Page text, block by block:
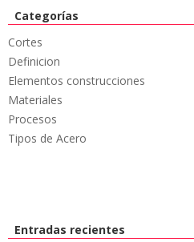
Categorías
Cortes
Definicion
Elementos construcciones
Materiales
Procesos
Tipos de Acero
Entradas recientes